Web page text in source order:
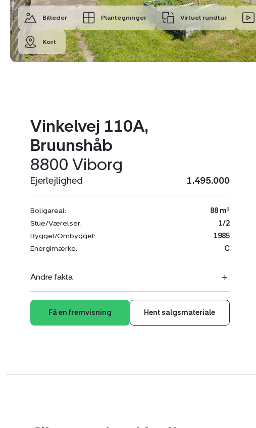
Billeder Plantegninger Virtuel rundtur
Kort
Vinkelvej 110A,
Bruunshåb
8800 Viborg
Ejerlejlighed 1.495.000
Boligareal:
88 m²
Stue/Værelser:
1/2
Bygget/Ombygget:
1985
Energimærke:
C
Andre fakta
Få en fremvisning Hent salgsmateriale